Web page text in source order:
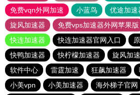
免费vqn外网加速
小蓝鸟 优途加速
旋风加速器
免费vps加速器外网苹果版
快连加速器
快连加速器官网入口
快鸭加速器
快柠檬加速器 旋风加
软件中心
雷霆加速 狂飙加速器
小美vpn
小美加速器 海外梯子官网